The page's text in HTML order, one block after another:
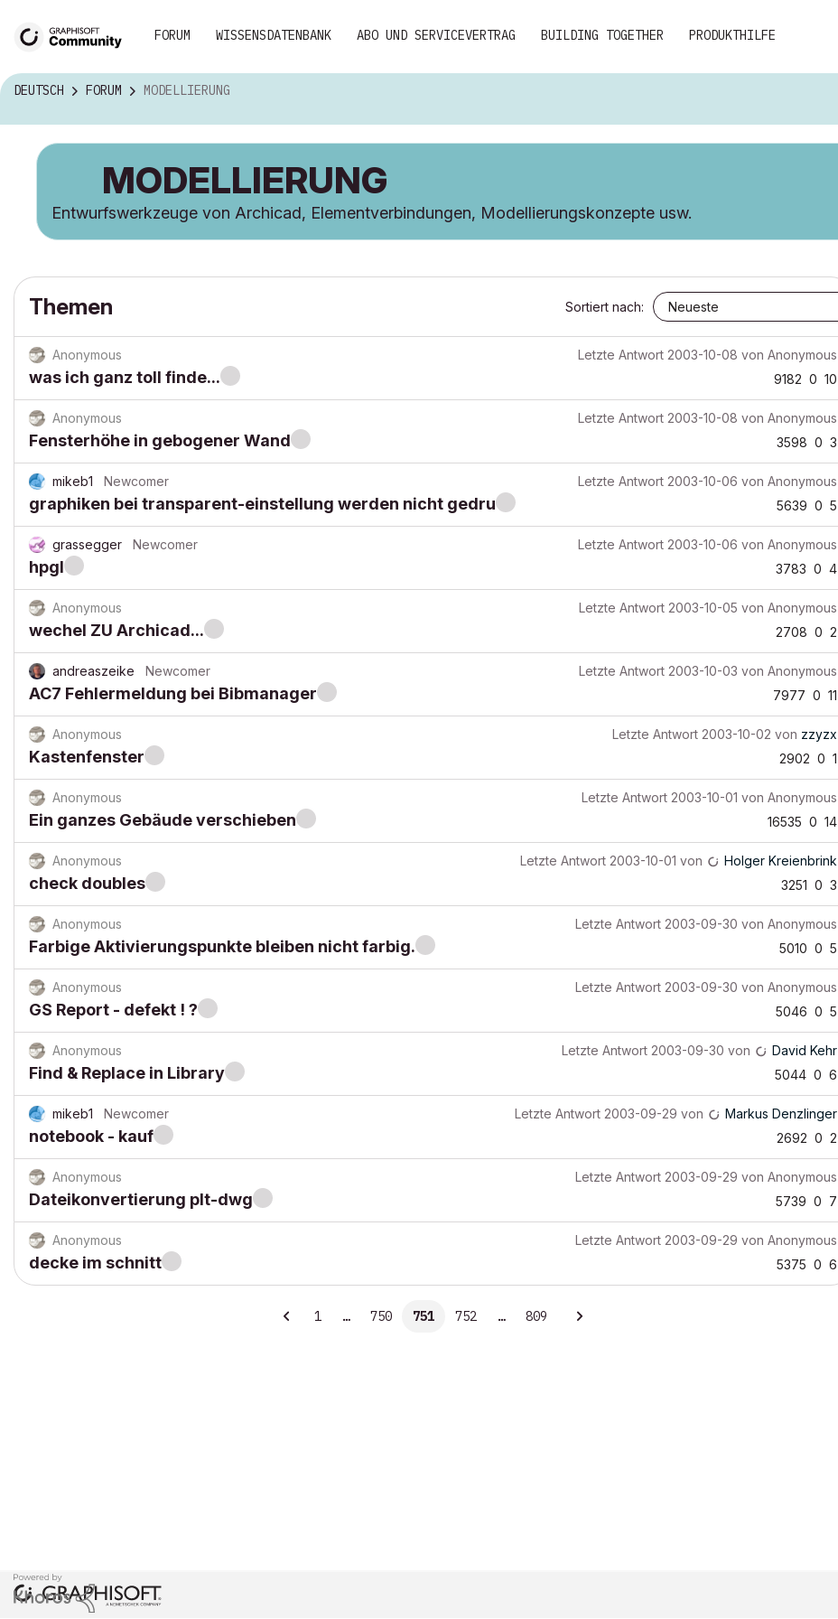
FORUM WISSENSDATENBANK ABO UND SERVICEVERTRAG BUILDING TOGETHER PRODUKTHILFE
DEUTSCH FORUM MODELLIERUNG
MODELLIERUNG
Entwurfswerkzeuge von Archicad, Elementverbindungen, Modellierungskonzepte usw.
Themen Sortiert nach:
Anonymous Letzte Antwort 2003-10-08 von Anonymous
was ich ganz toll finde... 9182 0 10
Anonymous Letzte Antwort 2003-10-08 von Anonymous
Fensterhöhe in gebogener Wand 3598 0 3
mikeb1 Newcomer Letzte Antwort 2003-10-06 von Anonymous
graphiken bei transparent-einstellung werden nicht gedru 5639 0 5
grassegger Newcomer Letzte Antwort 2003-10-06 von Anonymous
hpgl 3783 0 4
Anonymous Letzte Antwort 2003-10-05 von Anonymous
wechel ZU Archicad... 2708 0 2
andreaszeike Newcomer Letzte Antwort 2003-10-03 von Anonymous
AC7 Fehlermeldung bei Bibmanager 7977 0 11
Anonymous Letzte Antwort 2003-10-02 von zzyzx
Kastenfenster 2902 0 1
Anonymous Letzte Antwort 2003-10-01 von Anonymous
Ein ganzes Gebäude verschieben 16535 0 14
Anonymous Letzte Antwort 2003-10-01 von Holger Kreienbrink
check doubles 3251 0 3
Anonymous Letzte Antwort 2003-09-30 von Anonymous
Farbige Aktivierungspunkte bleiben nicht farbig. 5010 0 5
Anonymous Letzte Antwort 2003-09-30 von Anonymous
GS Report - defekt ! ? 5046 0 5
Anonymous Letzte Antwort 2003-09-30 von David Kehr
Find & Replace in Library 5044 0 6
mikeb1 Newcomer Letzte Antwort 2003-09-29 von Markus Denzlinger
notebook - kauf 2692 0 2
Anonymous Letzte Antwort 2003-09-29 von Anonymous
Dateikonvertierung plt-dwg 5739 0 7
Anonymous Letzte Antwort 2003-09-29 von Anonymous
decke im schnitt 5375 0 6
1 … 750 751 752 … 809